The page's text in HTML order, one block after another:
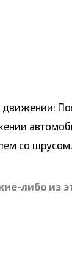
со шрусом.
либо из